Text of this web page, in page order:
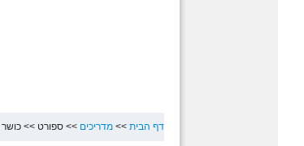
דף הבית >> מדריכים >> ספורט >> כושר